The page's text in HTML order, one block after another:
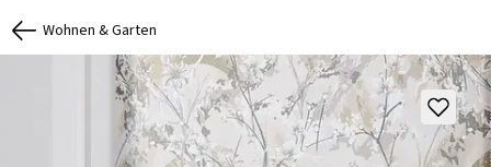
Wohnen & Garten